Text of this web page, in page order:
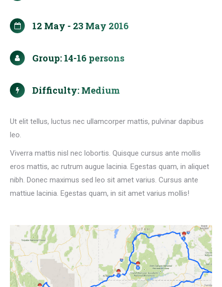
12 May - 23 May 2016
Group: 14-16 persons
Difficulty: Medium
Ut elit tellus, luctus nec ullamcorper mattis, pulvinar dapibus
leo.
Viverra mattis nisl nec lobortis. Quisque cursus ante mollis
eros mattis, ac rutrum augue lacinia. Egestas quam, in aliquet
nibh. Donec maximus sed leo sit amet varius. Cursus ante
mattiue lacinia. Egestas quam, in sit amet varius mollis!